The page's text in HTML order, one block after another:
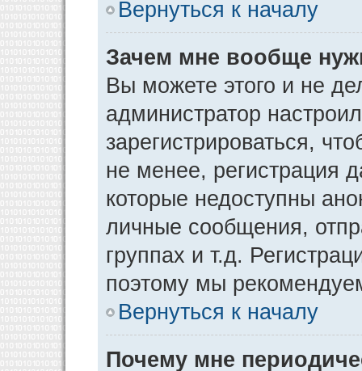
Вернуться к началу
Зачем мне вообще
Вы можете этого и не
администратор
зарегистрироваться,
не менее, регистрация
которые недоступны
личные сообщения,
группах и т.д.
поэтому мы
Вернуться к началу
Почему мне